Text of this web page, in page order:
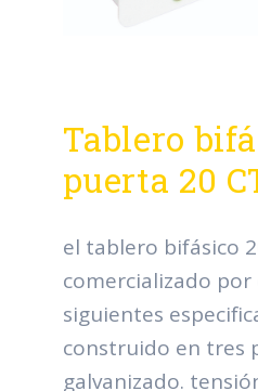
Tablero
puerta 20
el tablero bifásico
comercializado
siguientes
construido en tres
galvanizado.